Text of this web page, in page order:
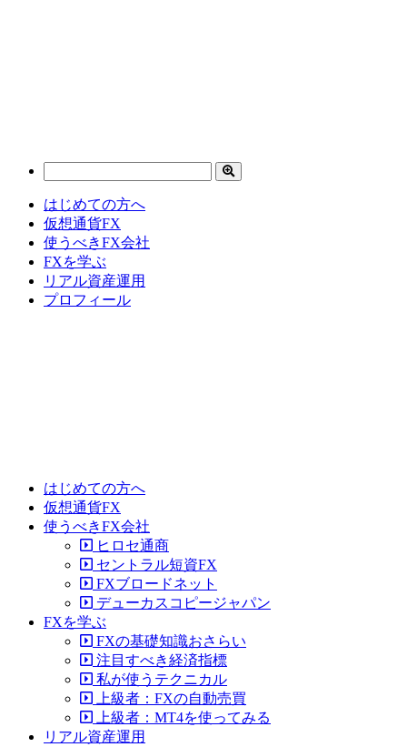
はじめての方へ
仮想通貨FX
使うべきFX会社
FXを学ぶ
リアル資産運用
プロフィール
はじめての方へ
仮想通貨FX
使うべきFX会社
ヒロセ通商
セントラル短資FX
FXブロードネット
デューカスコピージャパン
FXを学ぶ
FXの基礎知識おさらい
注目すべき経済指標
私が使うテクニカル
上級者：FXの自動売買
上級者：MT4を使ってみる
リアル資産運用